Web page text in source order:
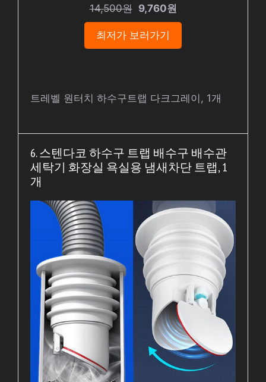
14,500원 9,760원
최저가 보러가기
트레벨 원터치 하수구트랩 다크그레이, 1개
6. 스텐다코 하수구 트랩 배수구 배수관
세탁기 화장실 욕실용 냄새차단 트랩, 1
개